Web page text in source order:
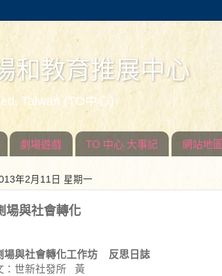
和教育推展中心
Taiwan (TO中心)
劇場遊戲 TO 中心 大事記 網站地圖
年2月11日 星期一
場與社會轉化
場與社會轉化工作坊 反思 日誌
：世新社發所 黃